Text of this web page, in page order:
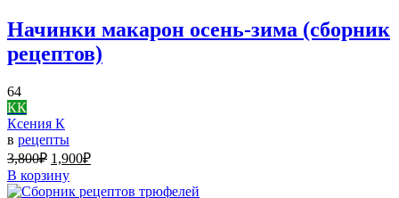
Начинки макарон осень-зима (сборник
рецептов)
64
КК
Ксения К
в рецепты
3,800₽ 1,900₽
В корзину